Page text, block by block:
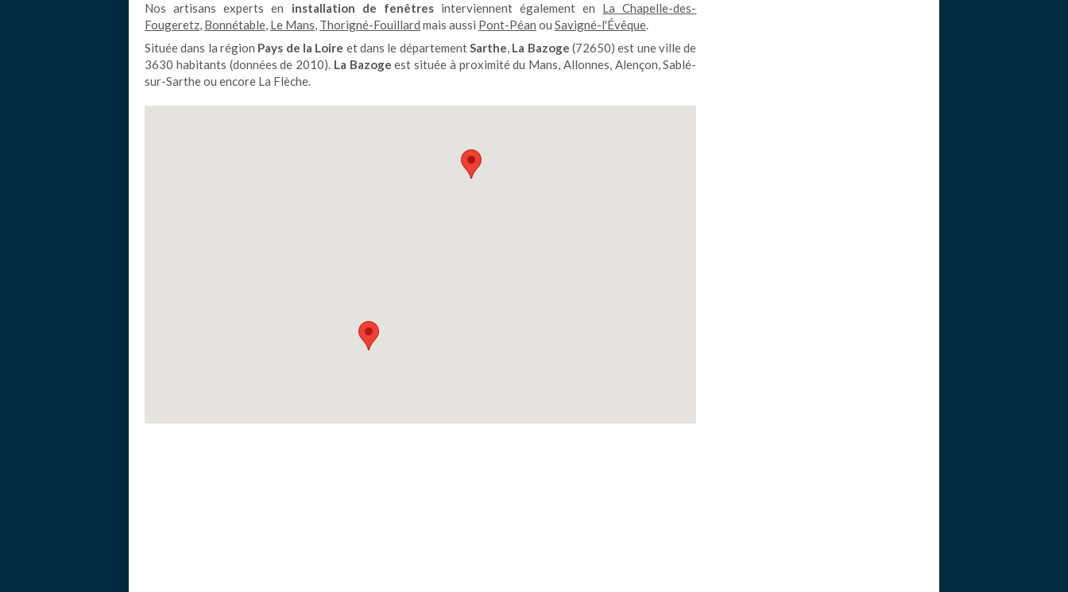
Nos artisans experts en installation de fenêtresinterviennent également en La Chapelle-des-
Fougeretz, Bonnétable, Le Mans, Thorigné-Fouillard mais aussi Pont-Péan ou Savigné-l'Évêque.
Située dans la région Pays de la Loire et dans le départementSarthe, La Bazoge (72650) est une ville de
3630 habitants (données de 2010). La Bazoge est située à proximité du Mans, Allonnes, Alençon, Sablé-
sur-Sarthe ou encore La Flèche.